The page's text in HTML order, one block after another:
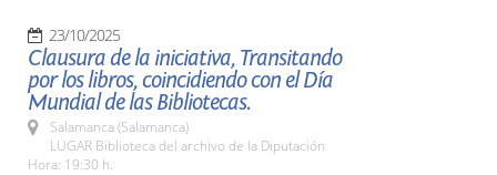
23/10/2025
Clausura de la iniciativa, Transitando
por los libros, coincidiendo con el Día
Mundial de las Bibliotecas.
Salamanca (Salamanca)
LUGAR Biblioteca del archivo de la Diputación
Hora: 19:30 h.